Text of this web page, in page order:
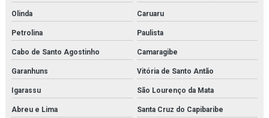
Motor de pistão
Núcleo secador
Oilon
Orificio danfoss para válvula
Parker hda
Olinda Caruaru
Petrolina Paulista
Cabo de Santo Agostinho Camaragibe
Garanhuns Vitória de Santo Antão
Igarassu São Lourenço da Mata
Abreu e Lima Santa Cruz do Capibaribe